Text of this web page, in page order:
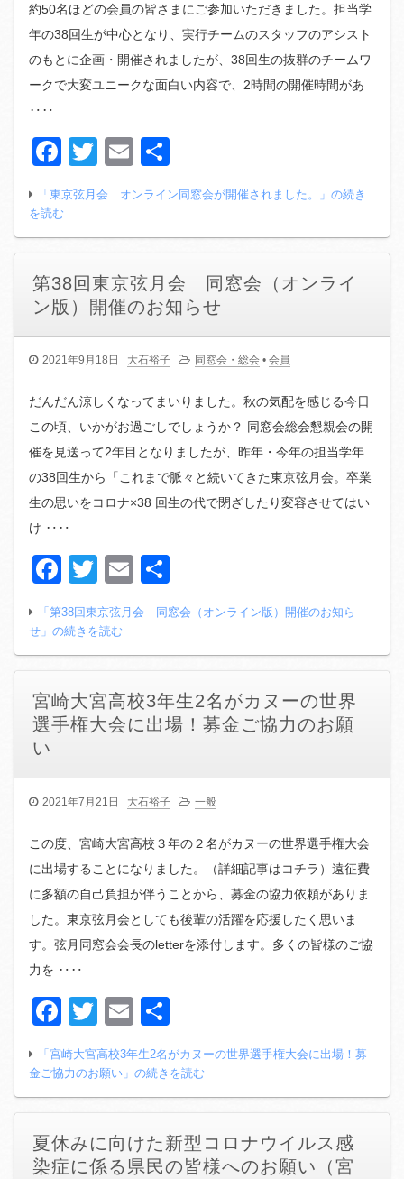
約50名ほどの会員の皆さまにご参加いただきました。担当学
年の38回生が中心となり、実行チームのスタッフのアシスト
のもとに企画・開催されましたが、38回生の抜群のチームワ
ークで大変ユニークな面白い内容で、2時間の開催時間があ
‥‥
Facebook
Twitter
Email
有
「東京弦月会 オンライン同窓会が開催されました。」の続き
を読む
第38回東京弦月会 同窓会（オンライ
ン版）開催のお知らせ
2021年9月18日 大石裕子 同窓会・総会 • 会員
だんだん涼しくなってまいりました。秋の気配を感じる今日
この頃、いかがお過ごしでしょうか？ 同窓会総会懇親会の開
催を見送って2年目となりましたが、昨年・今年の担当学年
の38回生から「これまで脈々と続いてきた東京弦月会。卒業
生の思いをコロナ×38 回生の代で閉ざしたり変容させてはい
け ‥‥
Facebook
TwitterEmail
有
「第38回東京弦月会 同窓会（オンライン版）開催のお知ら
せ」の続きを読む
宮崎大宮高校3年生2名がカヌーの世界
選手権大会に出場！募金ご協力のお願
い
2021年7月21日 大石裕子 一般
この度、宮崎大宮高校３年の２名がカヌーの世界選手権大会
に出場することになりました。（詳細記事はコチラ）遠征費
に多額の自己負担が伴うことから、募金の協力依頼がありま
した。東京弦月会としても後輩の活躍を応援したく思いま
す。弦月同窓会会長のletterを添付します。多くの皆様のご協
力を ‥‥
Facebook
TwitterEmail
「宮崎大宮高校3年生2名がカヌーの世界選手権大会に出場！募
金ご協力のお願い」の続きを読む
夏休みに向けた新型コロナウイルス感
染症に係る県民の皆様へのお願い（宮